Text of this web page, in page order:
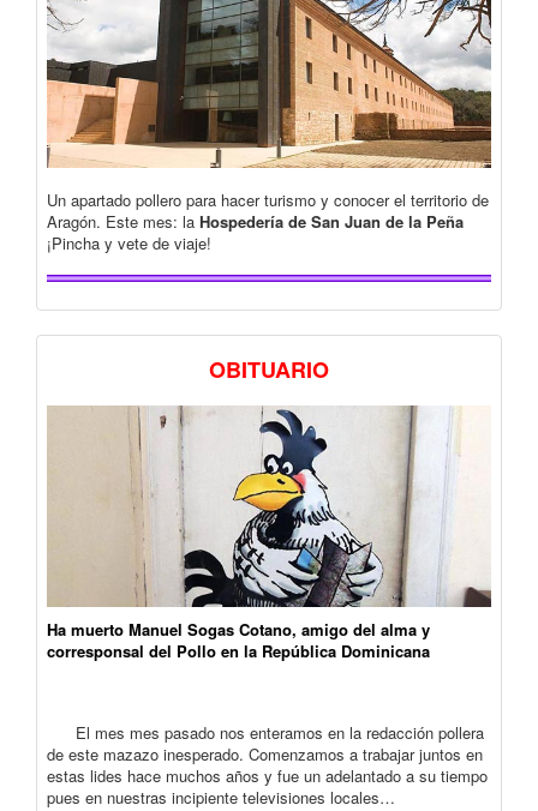
Un apartado pollero para hacer turismo y conocer el territorio de
Aragón. Este mes: la Hospedería de San Juan de la Peña
¡Pincha y vete de viaje!
OBITUARIO
Ha muerto Manuel Sogas Cotano, amigo del alma y
corresponsal del Pollo en la República Dominicana
El mes mes pasado nos enteramos en la redacción pollera
de este mazazo inesperado. Comenzamos a trabajar juntos en
estas lides hace muchos años y fue un adelantado a su tiempo
pues en nuestras incipiente televisiones locales…